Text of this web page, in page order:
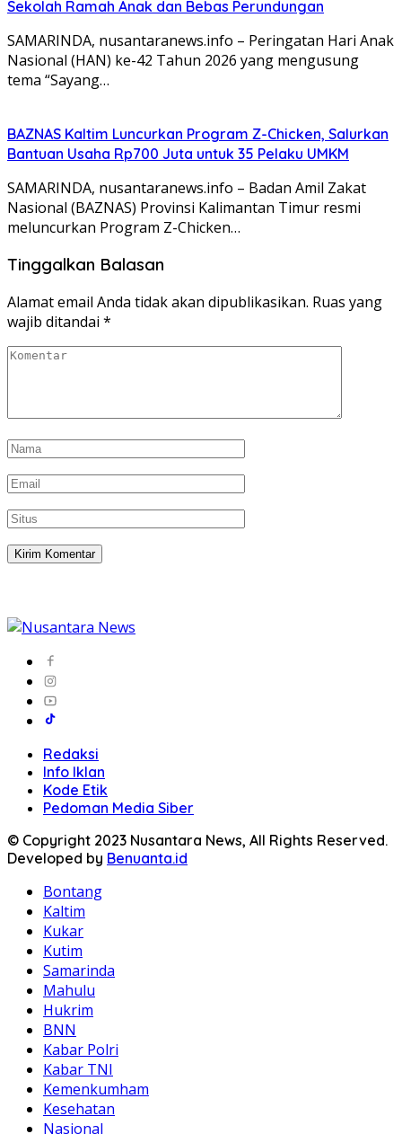
Sekolah Ramah Anak dan Bebas Perundungan
SAMARINDA, nusantaranews.info – Peringatan Hari Anak
Nasional (HAN) ke-42 Tahun 2026 yang mengusung
tema “Sayang…
BAZNAS Kaltim Luncurkan Program Z-Chicken, Salurkan
Bantuan Usaha Rp700 Juta untuk 35 Pelaku UMKM
SAMARINDA, nusantaranews.info – Badan Amil Zakat
Nasional (BAZNAS) Provinsi Kalimantan Timur resmi
meluncurkan Program Z-Chicken…
Tinggalkan Balasan
Alamat email Anda tidak akan dipublikasikan. Ruas yang
wajib ditandai *
Redaksi
Info Iklan
Kode Etik
Pedoman Media Siber
© Copyright 2023 Nusantara News, All Rights Reserved.
Developed by Benuanta.id
Bontang
Kaltim
Kukar
Kutim
Samarinda
Mahulu
Hukrim
BNN
Kabar Polri
Kabar TNI
Kemenkumham
Kesehatan
Nasional